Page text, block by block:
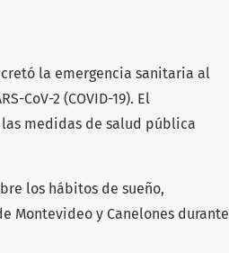
la emergencia sanitaria al
CoV-2 (COVID-19). El
medidas de salud pública
los hábitos de sueño,
Montevideo y Canelones durante